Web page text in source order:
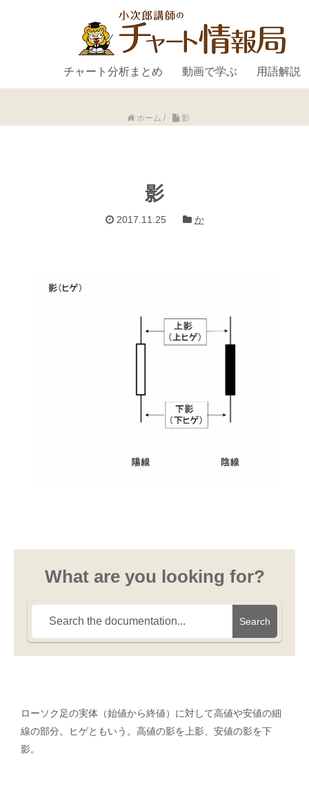
チャート分析まとめ 動画で学ぶ 用語解説
ホーム / 影
影
2017.11.25 か
What are you looking for?
Search
ローソク足の実体（始値から終値）に対して高値や安値の細
線の部分。ヒゲともいう。高値の影を上影、安値の影を下
影。